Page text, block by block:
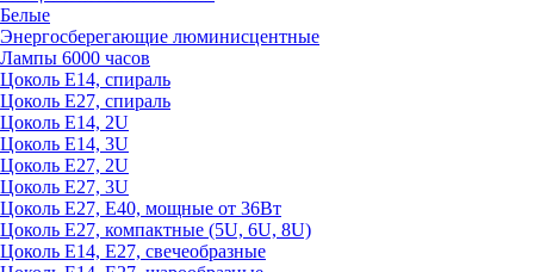
Белые
Энергосберегающие люминисцентные
Лампы 6000 часов
Цоколь Е14, спираль
Цоколь Е27, спираль
Цоколь Е14, 2U
Цоколь Е14, 3U
Цоколь Е27, 2U
Цоколь Е27, 3U
Цоколь Е27, Е40, мощные от 36Вт
Цоколь Е27, компактные (5U, 6U, 8U)
Цоколь Е14, Е27, свечеобразные